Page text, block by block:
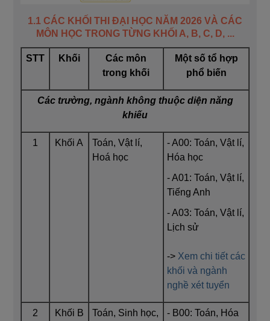
1.1 CÁC KHỐI THI ĐẠI HỌC NĂM 2026 VÀ CÁC
MÔN HỌC TRONG TỪNG KHỐI A, B, C, D, ...
STT Khối
Các môn
trong khối
Một số tổ hợp
phổ biến
Các trường, ngành không thuộc diện năng
khiếu
1 Khối A
Toán, Vật lí,
Hoá học
- A00: Toán, Vật lí,
Hóa học
- A01: Toán, Vật lí,
Tiếng Anh
- A03: Toán, Vật lí,
Lịch sử
-> Xem chi tiết các
khối và ngành
nghề xét tuyển
2 Khối B
Toán, Sinh học,
- B00: Toán, Hóa